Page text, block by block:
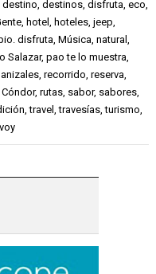
destino,destinos,disfruta,eco,
, hotel, hoteles,jeep,
disfruta,Música,natural,
Salazar,pao te lo muestra,
,recorrido,reserva,
Cóndor,rutas, sabor, sabores,
,travel,travesías,turismo,